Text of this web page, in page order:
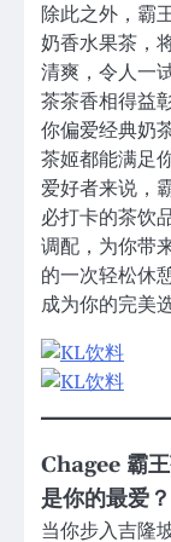
除此之外，霸
奶香水果茶，
清爽，令人一
茶茶香相得益
你偏爱经典奶
茶姬都能满足
爱好者来说，
必打卡的茶饮
调配，为你带
的一次轻松休
成为你的完美
Chagee 霸
是你的最爱？
当你步入吉隆